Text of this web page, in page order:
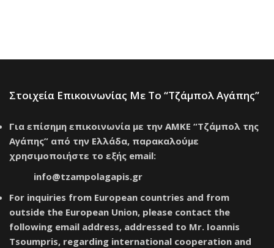
Στοιχεία Επικοινωνίας Με Το “Τζάμπολ Αγάπης”
Για επίσημη επικοινωνία με την ΑΜΚΕ “Τζάμπολ της
Αγάπης” από την Ελλάδα, παρακαλούμε
χρησιμοποιήστε το εξής email:
info@tzampolagapis.gr
For inquiries from European countries and from
outside the European Union, please contact the
following email address, addressed to Mr. Ioannis
Tsoumpris, regarding international cooperation and